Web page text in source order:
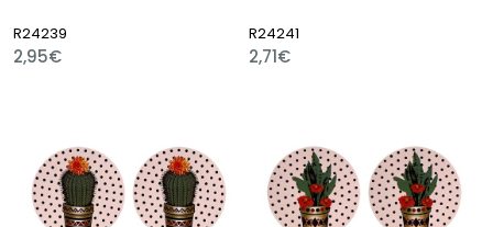
R24239
2,95€
R24241
2,71€